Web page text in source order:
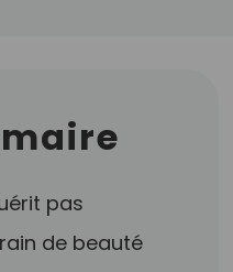
pas
de beauté